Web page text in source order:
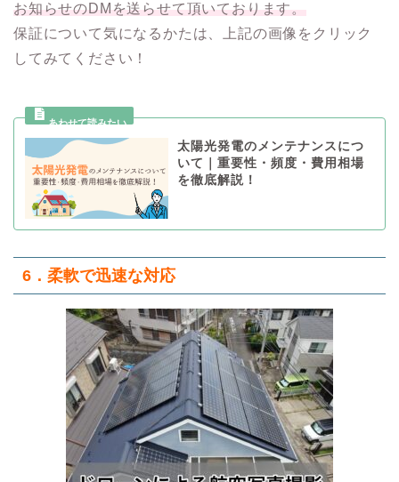
お知らせのDMを送らせて頂いております。
保証について気になるかたは、上記の画像をクリック
してみてください！
太陽光発電のメンテナンスにつ
いて｜重要性・頻度・費用相場
を徹底解説！
6．柔軟で迅速な対応